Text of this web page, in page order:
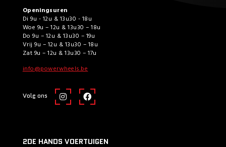
Openingsuren
Di 9u - 12u & 13u30 - 18u
Woe 9u – 12u & 13u30 – 18u
Do 9u – 12u & 13u30 – 19u
Vrij 9u – 12u & 13u30 – 18u
Zat 9u – 12u & 13u30 – 17u
info@powerwheels.be
Volg ons
2DE HANDS VOERTUIGEN